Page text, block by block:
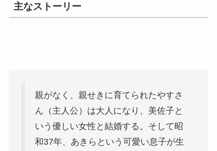
主なストーリー
親がなく、親せきに育てられたやすさ
ん（主人公）は大人になり、美佐子と
いう優しい女性と結婚する。そして昭
和37年、あきらという可愛い息子が生